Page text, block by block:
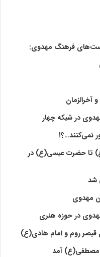
فرهنگ مهدوی:‌
آخرالزمان
در شبکه چهار
نمی‌کنند…؟!
تا حضرت عیسی(ع) در
شد
مهدوی
در حوزه هنری
قیصر روم و امام هادی(ع)
مصطفی(ع) آمد